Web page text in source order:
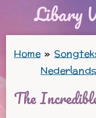
hoofdinhoud
Libary
Home »
Nederlands
The